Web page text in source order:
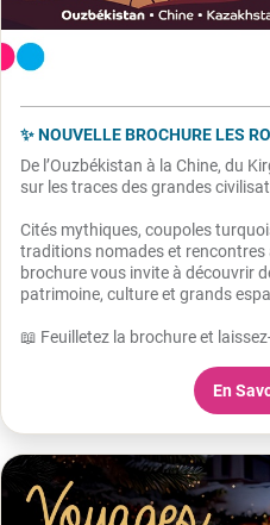
✨ NOUVELLE BROCHURE LES
De l’Ouzbékistan à la Chine, du
sur les traces des grandes
Cités mythiques, coupoles
traditions nomades et
brochure vous invite à découvrir
patrimoine, culture et grands
📖 Feuilletez la brochure et
En